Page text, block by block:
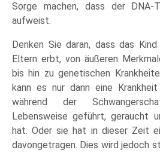
Sorge machen, dass der DNA-
aufweist.
Denken Sie daran, dass das
Eltern erbt, von äußeren
bis hin zu genetischen
kann es nur dann eine
während der
Lebensweise geführt, geraucht
hat. Oder sie hat in dieser Zeit
davongetragen. Dies wird jedoch